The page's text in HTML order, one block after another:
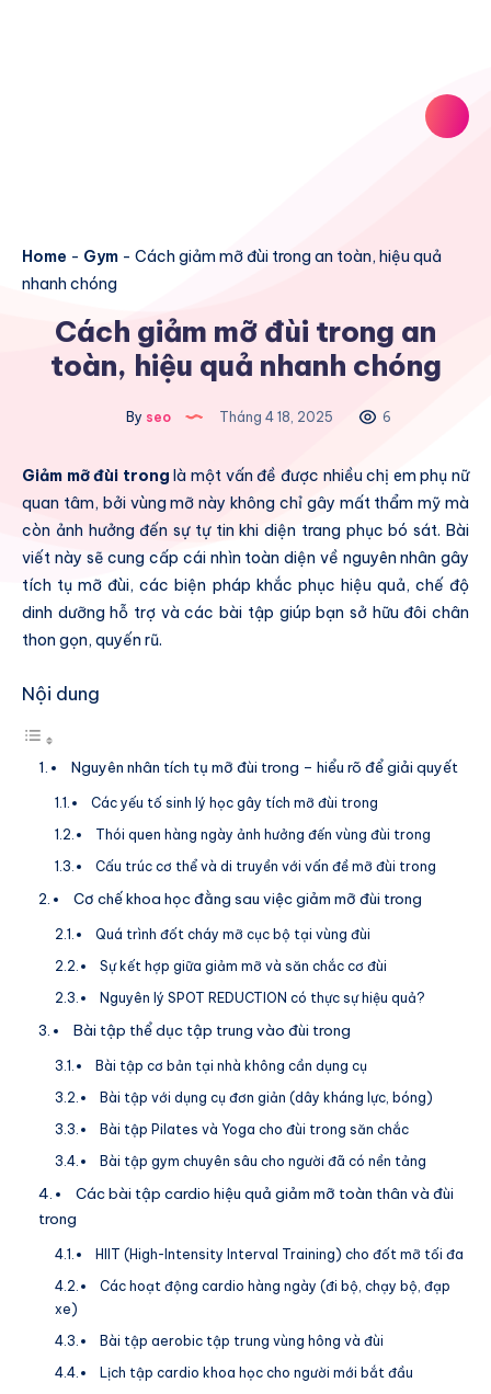
Home - Gym - Cách giảm mỡ đùi trong an toàn, hiệu quả
nhanh chóng
Cách giảm mỡ đùi trong an
toàn, hiệu quả nhanh chóng
By seo Tháng 4 18, 2025 6
Giảm mỡ đùi trong là một vấn đề được nhiều chị em phụ nữ
quan tâm, bởi vùng mỡ này không chỉ gây mất thẩm mỹ mà
còn ảnh hưởng đến sự tự tin khi diện trang phục bó sát. Bài
viết này sẽ cung cấp cái nhìn toàn diện về nguyên nhân gây
tích tụ mỡ đùi, các biện pháp khắc phục hiệu quả, chế độ
dinh dưỡng hỗ trợ và các bài tập giúp bạn sở hữu đôi chân
thon gọn, quyến rũ.
Nội dung
Nguyên nhân tích tụ mỡ đùi trong – hiểu rõ để giải quyết
Các yếu tố sinh lý học gây tích mỡ đùi trong
Thói quen hàng ngày ảnh hưởng đến vùng đùi trong
Cấu trúc cơ thể và di truyền với vấn đề mỡ đùi trong
Cơ chế khoa học đằng sau việc giảm mỡ đùi trong
Quá trình đốt cháy mỡ cục bộ tại vùng đùi
Sự kết hợp giữa giảm mỡ và săn chắc cơ đùi
Nguyên lý SPOT REDUCTION có thực sự hiệu quả?
Bài tập thể dục tập trung vào đùi trong
Bài tập cơ bản tại nhà không cần dụng cụ
Bài tập với dụng cụ đơn giản (dây kháng lực, bóng)
Bài tập Pilates và Yoga cho đùi trong săn chắc
Bài tập gym chuyên sâu cho người đã có nền tảng
Các bài tập cardio hiệu quả giảm mỡ toàn thân và đùi
trong
HIIT (High-Intensity Interval Training) cho đốt mỡ tối đa
Các hoạt động cardio hàng ngày (đi bộ, chạy bộ, đạp
xe)
Bài tập aerobic tập trung vùng hông và đùi
Lịch tập cardio khoa học cho người mới bắt đầu